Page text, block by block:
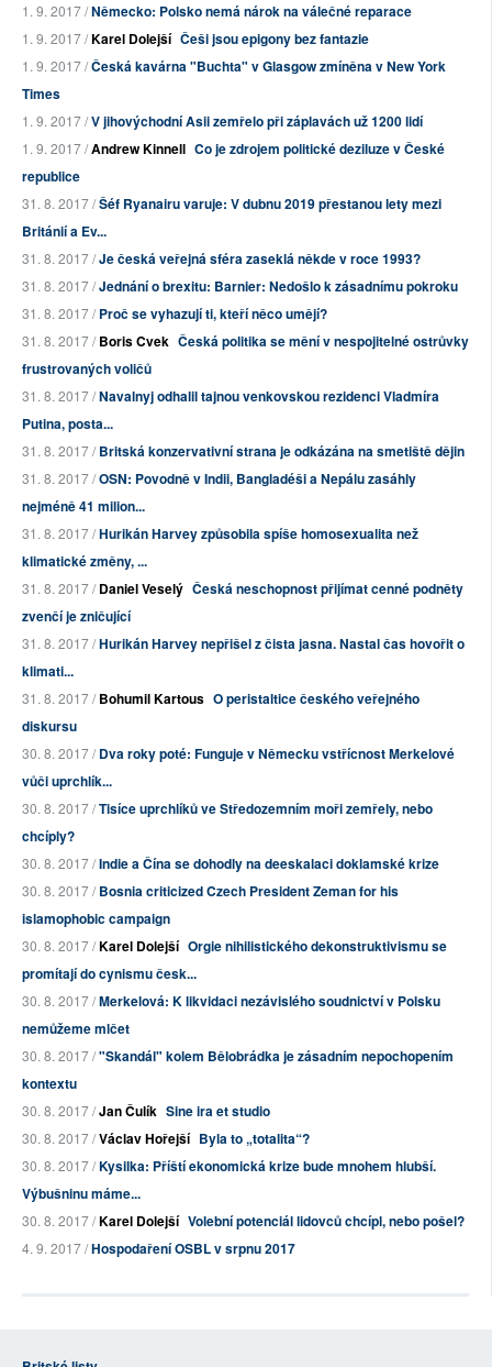
1. 9. 2017 /Německo: Polsko nemá nárok na válečné reparace
1. 9. 2017 /Karel Dolejší Češi jsou epigony bez fantazie
1. 9. 2017 /Česká kavárna "Buchta" v Glasgow zmíněna v New York
Times
1. 9. 2017 /V jihovýchodní Asii zemřelo při záplavách už 1200 lidí
1. 9. 2017 /Andrew Kinnell Co je zdrojem politické deziluze v České
republice
31. 8. 2017 /Šéf Ryanairu varuje: V dubnu 2019 přestanou lety mezi
Británií a Ev...
31. 8. 2017 /Je česká veřejná sféra zaseklá někde v roce 1993?
31. 8. 2017 /Jednání o brexitu: Barnier: Nedošlo k zásadnímu pokroku
31. 8. 2017 /Proč se vyhazují ti, kteří něco umějí?
31. 8. 2017 /Boris Cvek Česká politika se mění v nespojitelné ostrůvky
frustrovaných voličů
31. 8. 2017 /Navalnyj odhalil tajnou venkovskou rezidenci Vladmíra
Putina, posta...
31. 8. 2017 /Britská konzervativní strana je odkázána na smetiště dějin
31. 8. 2017 /OSN: Povodně v Indii, Bangladéši a Nepálu zasáhly
nejméně 41 milion...
31. 8. 2017 /Hurikán Harvey způsobila spíše homosexualita než
klimatické změny, ...
31. 8. 2017 /Daniel Veselý Česká neschopnost přijímat cenné podněty
zvenčí je zničující
31. 8. 2017 /Hurikán Harvey nepřišel z čista jasna. Nastal čas hovořit o
klimati...
31. 8. 2017 /Bohumil Kartous O peristaltice českého veřejného
diskursu
30. 8. 2017 /Dva roky poté: Funguje v Německu vstřícnost Merkelové
vůči uprchlík...
30. 8. 2017 /Tisíce uprchlíků ve Středozemním moři zemřely, nebo
chcíply?
30. 8. 2017 /Indie a Čína se dohodly na deeskalaci doklamské krize
30. 8. 2017 /Bosnia criticized Czech President Zeman for his
islamophobic campaign
30. 8. 2017 /Karel Dolejší Orgie nihilistického dekonstruktivismu se
promítají do cynismu česk...
30. 8. 2017 /Merkelová: K likvidaci nezávislého soudnictví v Polsku
nemůžeme mlčet
30. 8. 2017 /"Skandál" kolem Bělobrádka je zásadním nepochopením
kontextu
30. 8. 2017 /Jan Čulík Sine ira et studio
30. 8. 2017 /Václav Hořejší Byla to „totalita“?
30. 8. 2017 /Kysilka: Příští ekonomická krize bude mnohem hlubší.
Výbušninu máme...
30. 8. 2017 /Karel Dolejší Volební potenciál lidovců chcípl, nebo pošel?
4. 9. 2017 /Hospodaření OSBL v srpnu 2017